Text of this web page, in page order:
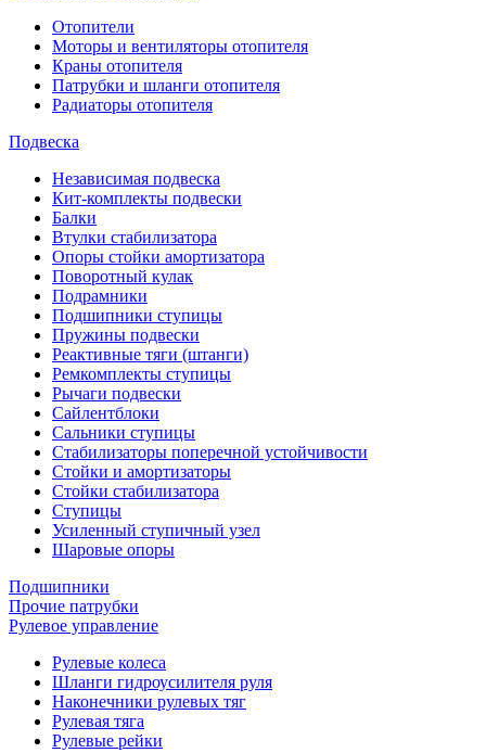
Отопители
Моторы и вентиляторы отопителя
Краны отопителя
Патрубки и шланги отопителя
Радиаторы отопителя
Подвеска
Независимая подвеска
Кит-комплекты подвески
Балки
Втулки стабилизатора
Опоры стойки амортизатора
Поворотный кулак
Подрамники
Подшипники ступицы
Пружины подвески
Реактивные тяги (штанги)
Ремкомплекты ступицы
Рычаги подвески
Сайлентблоки
Сальники ступицы
Стабилизаторы поперечной устойчивости
Стойки и амортизаторы
Стойки стабилизатора
Ступицы
Усиленный ступичный узел
Шаровые опоры
Подшипники
Прочие патрубки
Рулевое управление
Рулевые колеса
Шланги гидроусилителя руля
Наконечники рулевых тяг
Рулевая тяга
Рулевые рейки